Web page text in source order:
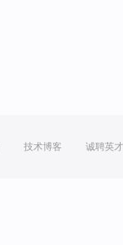
技术博客 诚聘英才